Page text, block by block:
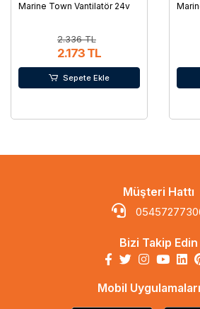
Marine Town Vantilatör 24v
2.336 TL
2.173 TL
Sepete Ekle
Müşteri Hattı
Bizi Takip Edin
Mobil